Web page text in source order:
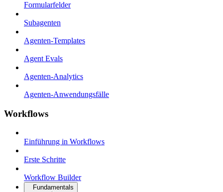
Formularfelder
Subagenten
Agenten-Templates
Agent Evals
Agenten-Analytics
Agenten-Anwendungsfälle
Workflows
Einführung in Workflows
Erste Schritte
Workflow Builder
Fundamentals